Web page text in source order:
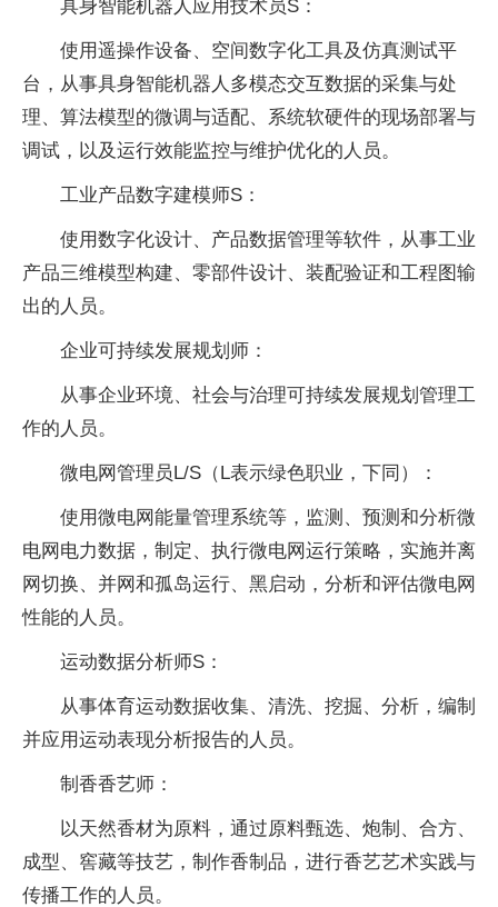
具身智能机器人应用技术员S：
使用遥操作设备、空间数字化工具及仿真测试平
台，从事具身智能机器人多模态交互数据的采集与处
理、算法模型的微调与适配、系统软硬件的现场部署与
调试，以及运行效能监控与维护优化的人员。
工业产品数字建模师S：
使用数字化设计、产品数据管理等软件，从事工业
产品三维模型构建、零部件设计、装配验证和工程图输
出的人员。
企业可持续发展规划师：
从事企业环境、社会与治理可持续发展规划管理工
作的人员。
微电网管理员L/S（L表示绿色职业，下同）：
使用微电网能量管理系统等，监测、预测和分析微
电网电力数据，制定、执行微电网运行策略，实施并离
网切换、并网和孤岛运行、黑启动，分析和评估微电网
性能的人员。
运动数据分析师S：
从事体育运动数据收集、清洗、挖掘、分析，编制
并应用运动表现分析报告的人员。
制香香艺师：
以天然香材为原料，通过原料甄选、炮制、合方、
成型、窖藏等技艺，制作香制品，进行香艺艺术实践与
传播工作的人员。